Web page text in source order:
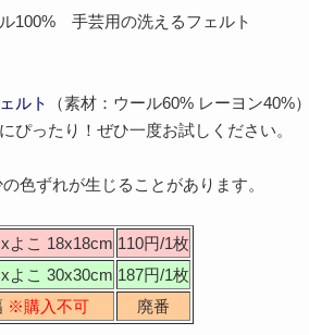
100% 手芸用の洗えるフェルト
ルト
（素材：ウール60% レーヨン40%
ったり！ぜひ一度お試しください。
色ずれが生じることがあります。
よこ 18x18cm 110円/1枚
よこ 30x30cm 187円/1枚
※購入不可 廃番